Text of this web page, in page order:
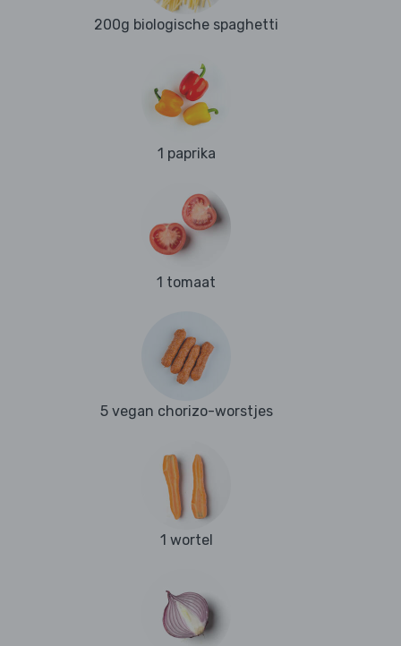
200g biologische spaghetti
1 paprika
1 tomaat
5 vegan chorizo-worstjes
1 wortel